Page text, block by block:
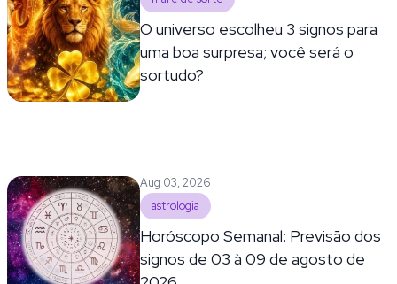
O universo escolheu 3 signos para
uma boa surpresa; você será o
sortudo?
Aug 03, 2026
astrologia
Horóscopo Semanal: Previsão dos
signos de 03 à 09 de agosto de